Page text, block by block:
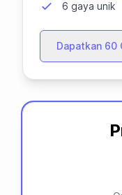
6 gaya unik
Dapatkan 60